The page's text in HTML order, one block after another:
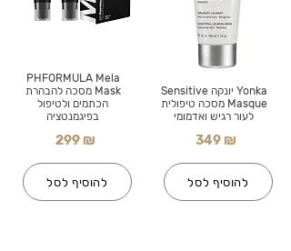
PHFORMULA Mela
Mask מסכה להבהרת
הכתמים ולטיפול
בפיגמנטציה
299 ₪
להוסיף לסל
Yonka יונקה Sensitive
Masque מסכה טיפולית
לעור רגיש ואדמומי
349 ₪
להוסיף לסל